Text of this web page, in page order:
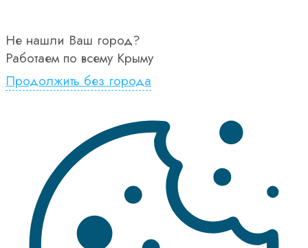
Не нашли Ваш город?
Работаем по всему Крыму
Продолжить без города